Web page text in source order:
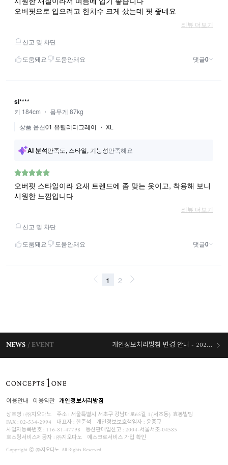
NEWS EVENT 개인정보처리방침 변경 안내 - 2026/07/30 시행
이용안내 이용약관 개인정보처리방침
상호명 : ㈜지오다노 주소 : 서울특별시 서초구 강남대로65길 1(서초동) 효봉빌딩
FAX : 02-534-2994 대표자 : 한준석 개인정보보호책임자 : 윤종규
사업자등록번호 : 116-81-47798 통신판매업신고 : 2004-서울서초-04585
호스팅서비스제공자 : ㈜지오다노 에스크로서비스 가입 확인
Copyright ⓒ ㈜지오다노. All Rights Reserved.